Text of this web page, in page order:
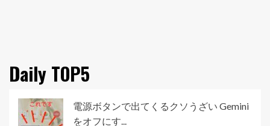
Daily TOP5
電源ボタンで出てくるクソうざい Gemini
をオフにす...